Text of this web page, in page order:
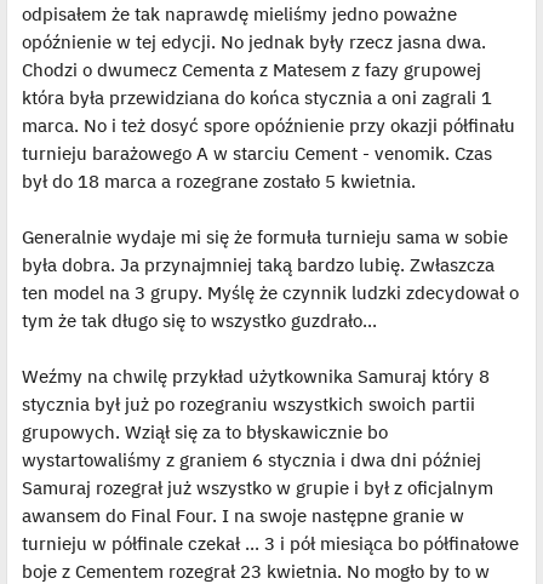
odpisałem że tak naprawdę mieliśmy jedno poważne
opóźnienie w tej edycji. No jednak były rzecz jasna dwa.
Chodzi o dwumecz Cementa z Matesem z fazy grupowej
która była przewidziana do końca stycznia a oni zagrali 1
marca. No i też dosyć spore opóźnienie przy okazji półfinału
turnieju barażowego A w starciu Cement - venomik. Czas
był do 18 marca a rozegrane zostało 5 kwietnia.
Generalnie wydaje mi się że formuła turnieju sama w sobie
była dobra. Ja przynajmniej taką bardzo lubię. Zwłaszcza
ten model na 3 grupy. Myślę że czynnik ludzki zdecydował o
tym że tak długo się to wszystko guzdrało...
Weźmy na chwilę przykład użytkownika Samuraj który 8
stycznia był już po rozegraniu wszystkich swoich partii
grupowych. Wziął się za to błyskawicznie bo
wystartowaliśmy z graniem 6 stycznia i dwa dni później
Samuraj rozegrał już wszystko w grupie i był z oficjalnym
awansem do Final Four. I na swoje następne granie w
turnieju w półfinale czekał ... 3 i pół miesiąca bo półfinałowe
boje z Cementem rozegrał 23 kwietnia. No mogło by to w